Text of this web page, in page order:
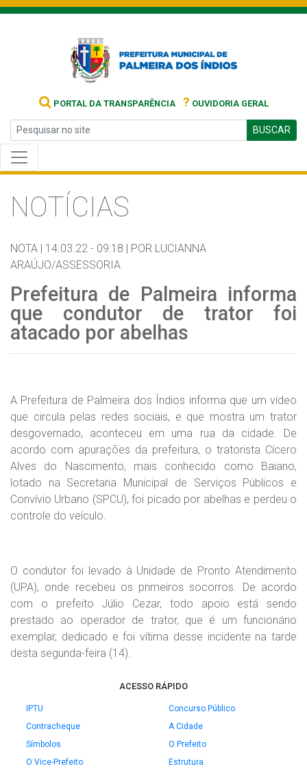
PORTAL DA TRANSPARÊNCIA ? OUVIDORIA GERAL
BUSCAR
NOTÍCIAS
NOTA | 14.03.22 - 09:18 | POR LUCIANNA
ARAÚJO/ASSESSORIA
Prefeitura de Palmeira informa
que condutor de trator foi
atacado por abelhas
A Prefeitura de Palmeira dos Índios informa que um vídeo
que circula pelas redes sociais, e que mostra um trator
desgovernado, aconteceu em uma rua da cidade. De
acordo com apurações da prefeitura, o tratorista Cícero
Alves do Nascimento, mais conhecido como Baiano,
lotado na Secretaria Municipal de Serviços Públicos e
Convívio Urbano (SPCU), foi picado por abelhas e perdeu o
controle do veículo.
O condutor foi levado à Unidade de Pronto Atendimento
(UPA), onde recebeu os primeiros socorros. De acordo
com o prefeito Júlio Cezar, todo apoio está sendo
prestado ao operador de trator, que é um funcionário
exemplar, dedicado e foi vítima desse incidente na tarde
desta segunda-feira (14).
ACESSO RÁPIDO
IPTU
Concurso Público
Contracheque
A Cidade
Símbolos
O Prefeito
O Vice-Prefeito
Estrutura